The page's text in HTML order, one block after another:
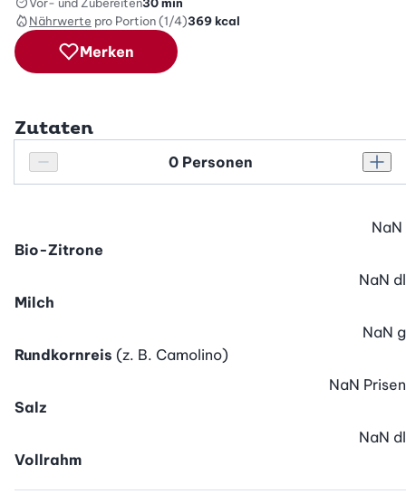
Vor- und Zubereiten30 min
Nährwerte pro Portion (1/4)369kcal
Merken
Zutaten
Personenanzahl verringern
Personenanzahl
Bio-Zitrone
NaN
Milch
NaN dl
Rundkornreis (z. B. Camolino)
NaN g
Salz
NaN Prisen
Vollrahm
NaN dl